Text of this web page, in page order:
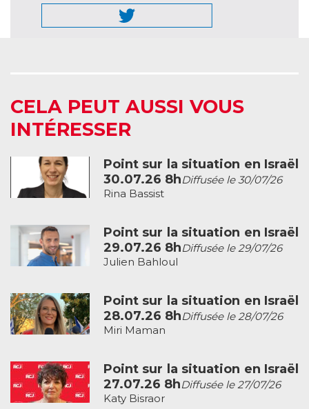
CELA PEUT AUSSI VOUS
INTÉRESSER
Point sur la situation en Israël
30.07.26 8hDiffusée le 30/07/26
Rina Bassist
Point sur la situation en Israël
29.07.26 8hDiffusée le 29/07/26
Julien Bahloul
Point sur la situation en Israël
28.07.26 8hDiffusée le 28/07/26
Miri Maman
Point sur la situation en Israël
27.07.26 8hDiffusée le 27/07/26
Katy Bisraor